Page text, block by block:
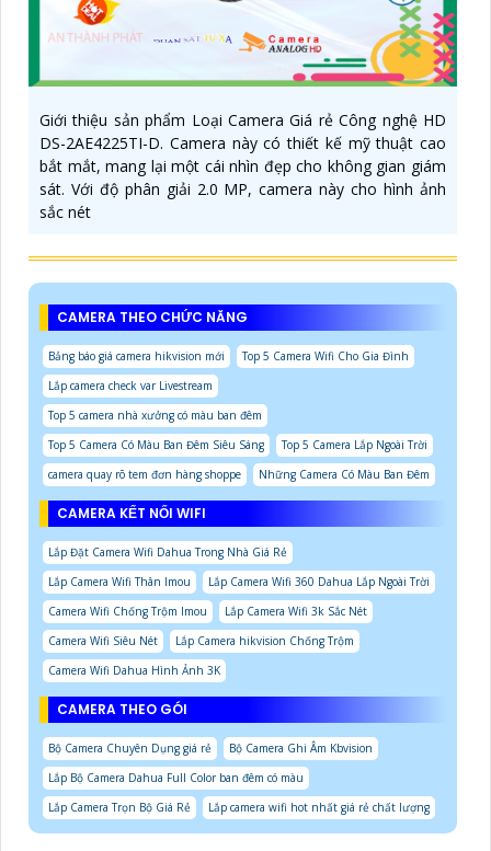
Giới thiệu sản phẩm Loại Camera Giá rẻ Công nghệ HD
DS-2AE4225TI-D. Camera này có thiết kế mỹ thuật cao
bắt mắt, mang lại một cái nhìn đẹp cho không gian giám
sát. Với độ phân giải 2.0 MP, camera này cho hình ảnh
sắc nét
CAMERA THEO CHỨC NĂNG
Bảng báo giá camera hikvision mới
Top 5 Camera Wifi Cho Gia Đình
Lắp camera check var Livestream
Top 5 camera nhà xưởng có màu ban đêm
Top 5 Camera Có Màu Ban Đêm Siêu Sáng
Top 5 Camera Lắp Ngoài Trời
camera quay rõ tem đơn hàng shoppe
Những Camera Có Màu Ban Đêm
CAMERA KẾT NỐI WIFI
Lắp Đặt Camera Wifi Dahua Trong Nhà Giá Rẻ
Lắp Camera Wifi Thân Imou
Lắp Camera Wifi 360 Dahua Lắp Ngoài Trời
Camera Wifi Chống Trộm Imou
Lắp Camera Wifi 3k Sắc Nét
Camera Wifi Siêu Nét
Lắp Camera hikvision Chống Trộm
Camera Wifi Dahua Hình Ảnh 3K
CAMERA THEO GÓI
Bộ Camera Chuyên Dụng giá rẻ
Bộ Camera Ghi Âm Kbvision
Lắp Bộ Camera Dahua Full Color ban đêm có màu
Lắp Camera Trọn Bộ Giá Rẻ
Lắp camera wifi hot nhất giá rẻ chất lượng